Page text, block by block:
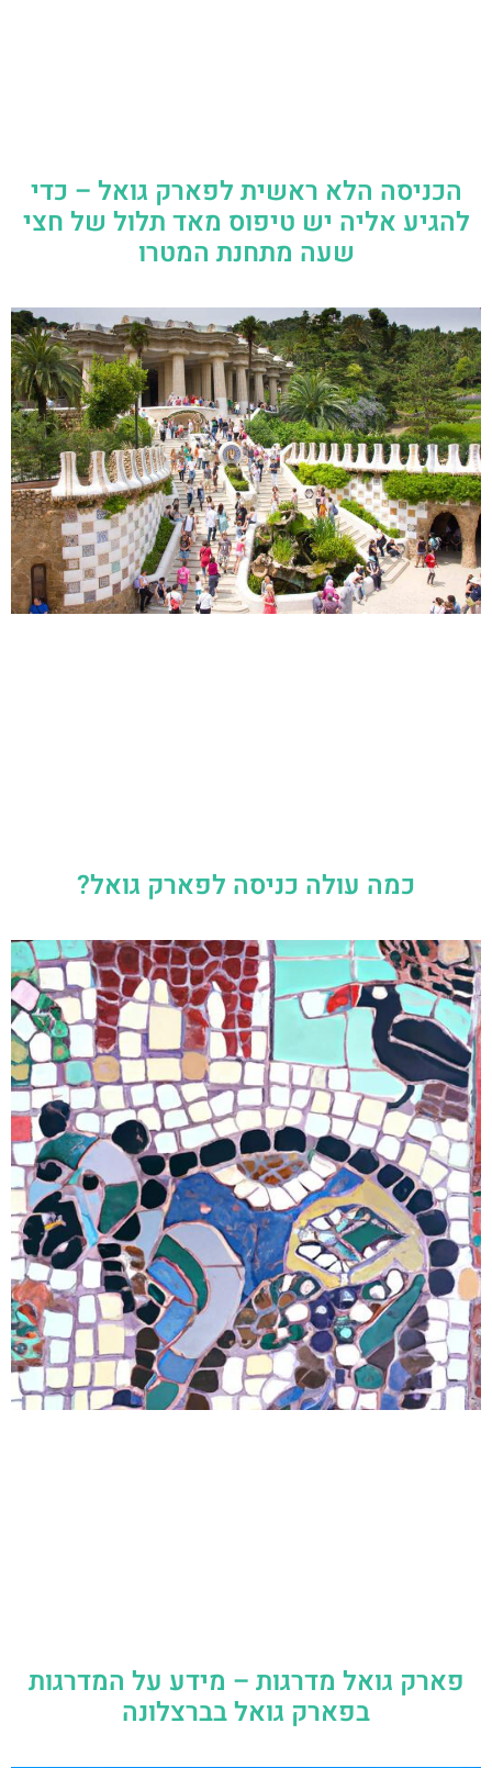
הכניסה הלא ראשית לפארק גואל – כדי
להגיע אליה יש טיפוס מאד תלול של חצי
שעה מתחנת המטרו
כמה עולה כניסה לפארק גואל?
פארק גואל מדרגות – מידע על המדרגות
בפארק גואל בברצלונה